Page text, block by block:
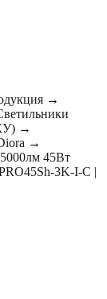
→
→
→
45Вт
3K-I-C |